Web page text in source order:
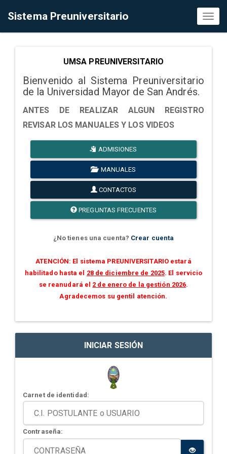
Sistema Preuniversitario
UMSA PREUNIVERSITARIO
Bienvenido al Sistema Preuniversitario
de la Universidad Mayor de San Andrés.
ANTES DE REALIZAR ALGUN REGISTRO
REVISAR LOS MANUALES Y LOS VIDEOS
ADMISIONES
MANUALES
CONTACTOS
PREGUNTAS FRECUENTES
¿No tienes una cuenta? Crear cuenta
ATENCIÓN: El sistema PREUNIVERSITARIO estará
habilitado hasta el 28 de diciembre de 2025. El servicio
se reanudará el 2 de enero de la gestión 2026.
Agradecemos su gentil atención.
INICIAR SESIÓN
Carnet de identidad:
Contraseña: